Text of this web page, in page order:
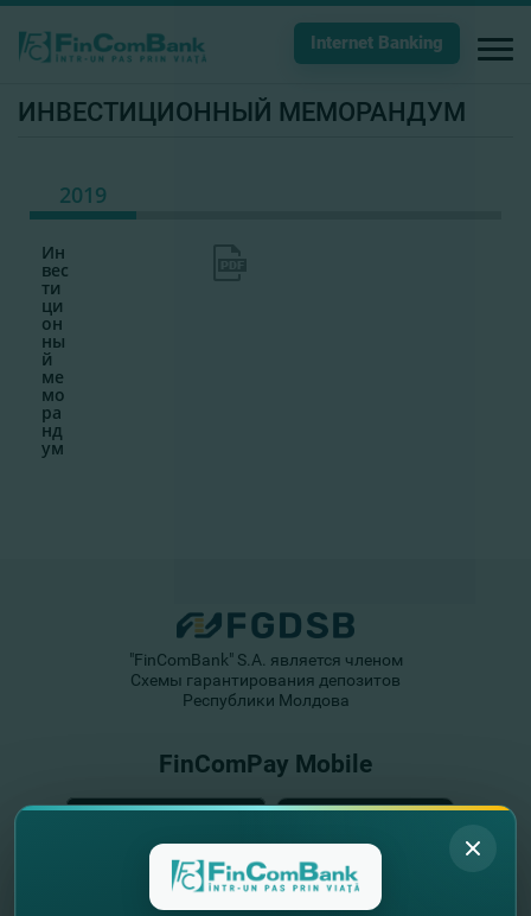
Internet Banking
ИНВЕСТИЦИОННЫЙ МЕМОРАНДУМ
2019
Ин
вес
ти
ци
он
ны
й
ме
мо
ра
нд
ум
"FinComBank" S.A. является членом
Схемы гарантирования депозитов
Республики Молдова
FinComPay Mobile